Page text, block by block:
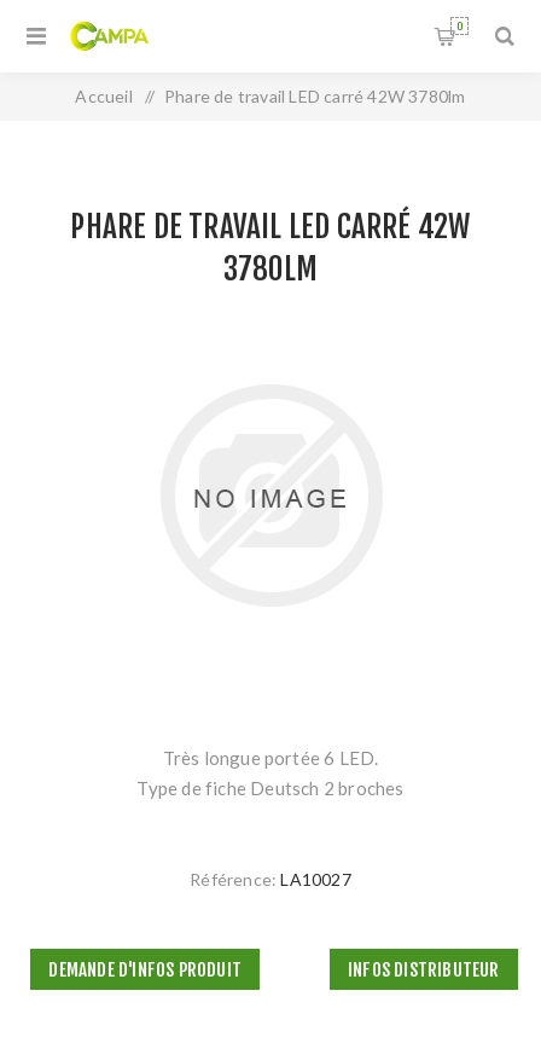
0
Accueil / Phare de travail LED carré 42W 3780lm
PHARE DE TRAVAIL LED CARRÉ 42W
3780LM
Très longue portée 6 LED.
Type de fiche Deutsch 2 broches
Référence: LA10027
DEMANDE D'INFOS PRODUIT INFOS DISTRIBUTEUR